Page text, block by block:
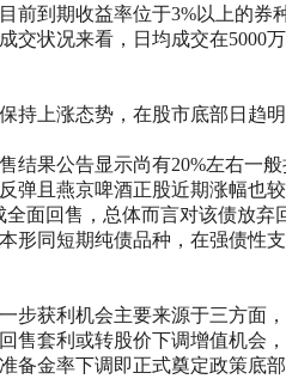
前到期收益率位于3%以上的
交状况来看，日均成交在5000
上涨态势，在股市底部日趋明
果公告显示尚有20%左右一般
弹且燕京啤酒正股近期涨幅也
全面回售，总体而言对该债放
形同短期纯债品种，在强债性
获利机会主要来源于三方面，
售套利或转股价下调增值机会
备金率下调即正式奠定政策底